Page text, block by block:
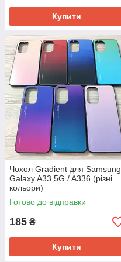
Купити
Чохол Gradient для Samsung
Galaxy A33 5G / A336 (різні
кольори)
Готово до відправки
185 ₴
Купити